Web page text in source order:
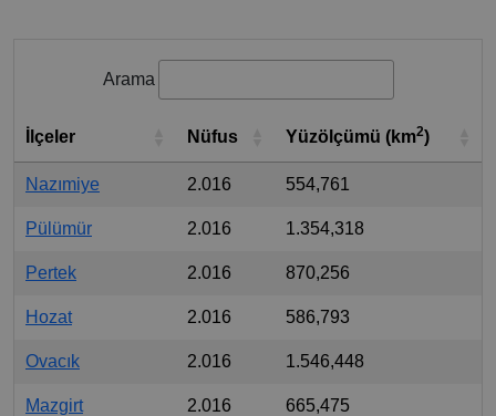
Arama
İlçeler Nüfus Yüzölçümü (km2)
Nazımiye 2.016 554,761
Pülümür 2.016 1.354,318
Pertek 2.016 870,256
Hozat 2.016 586,793
Ovacık 2.016 1.546,448
Mazgirt 2.016 665,475